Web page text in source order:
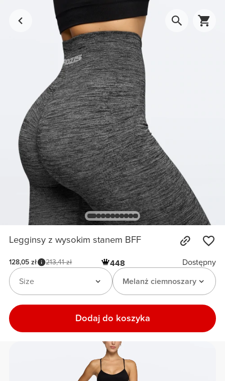
Legginsy z wysokim stanem BFF
128,05 zł 213,41 zł 448
Dostępny
Melanż ciemnoszary
Size
Dodaj do koszyka